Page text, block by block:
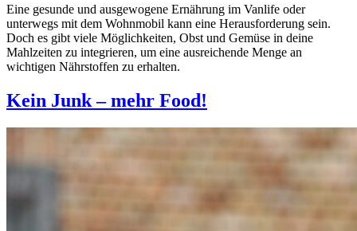
Eine gesunde und ausgewogene Ernährung im Vanlife oder
unterwegs mit dem Wohnmobil kann eine Herausforderung sein.
Doch es gibt viele Möglichkeiten, Obst und Gemüse in deine
Mahlzeiten zu integrieren, um eine ausreichende Menge an
wichtigen Nährstoffen zu erhalten.
Kein Junk – mehr Food!